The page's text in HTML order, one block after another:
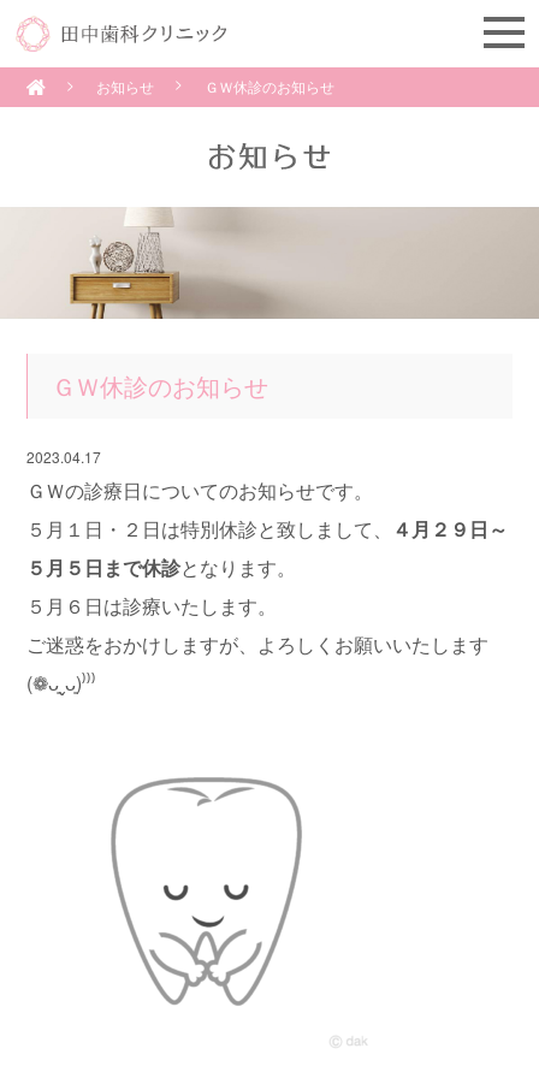
お知らせ ＧＷ休診のお知らせ
ＧＷ休診のお知らせ
2023.04.17
ＧＷの診療日についてのお知らせです。
５月１日・２日は特別休診と致しまして、
４月２９日～
５月５日まで休診となります。
５月６日は診療いたします。
ご迷惑をおかけしますが、よろしくお願いいたします
(❁ᴗ͈ˬᴗ͈)⁾⁾⁾